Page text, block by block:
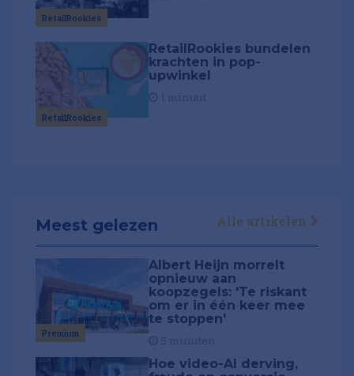
RetailRookies
RetailRookies
RetailRookies bundelen
krachten in pop-
upwinkel
Meest gelezen Alle artikelen
Premium
Albert Heijn morrelt
opnieuw aan
koopzegels: 'Te riskant
om er in één keer mee
te stoppen'
Hoe video-AI derving,